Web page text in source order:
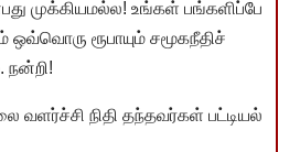
முக்கியமல்ல! உங்கள் பங்களிப்பே
ஒவ்வொரு ரூபாயும் சமூகநீதிச்
நன்றி!
வளர்ச்சி நிதி தந்தவர்கள் பட்டியல்